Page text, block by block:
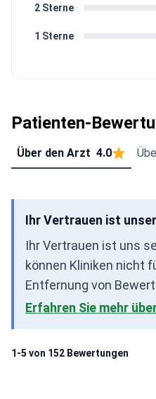
1 Sterne
2 Sterne
Patienten-
Über den Arzt 4.0
Ihr Vertrauen ist
Ihr Vertrauen ist uns
können Kliniken nicht
Entfernung von
Erfahren Sie mehr
1-5 von 152 Bewertungen